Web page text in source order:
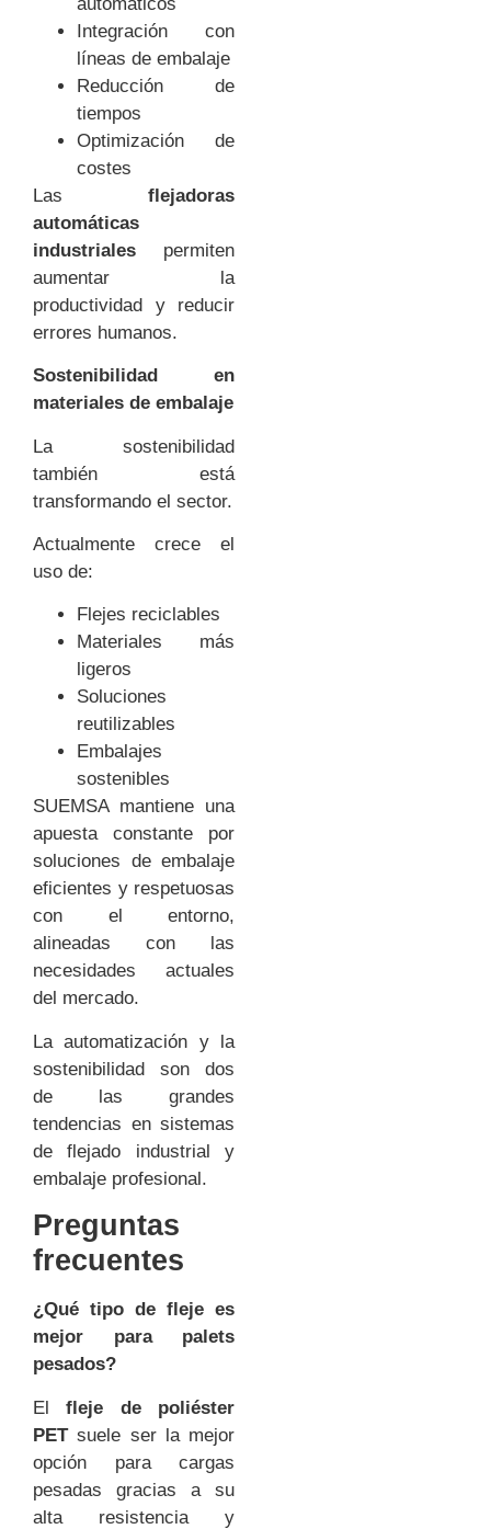
Integración con
líneas de embalaje
Reducción de
tiempos
Optimización de
costes
Las flejadoras
automáticas
industriales permiten
aumentar la
productividad y reducir
errores humanos.
Sostenibilidad en
materiales de embalaje
La sostenibilidad
también está
transformando el sector.
Actualmente crece el
uso de:
Flejes reciclables
Materiales más
ligeros
Soluciones
reutilizables
Embalajes
sostenibles
SUEMSA mantiene una
apuesta constante por
soluciones de embalaje
eficientes y respetuosas
con el entorno,
alineadas con las
necesidades actuales
del mercado.
La automatización y la
sostenibilidad son dos
de las grandes
tendencias en sistemas
de flejado industrial y
embalaje profesional.
Preguntas
frecuentes
¿Qué tipo de fleje es
mejor para palets
pesados?
Elfleje de poliéster
PETsuele ser la mejor
opción para cargas
pesadas gracias a su
alta resistencia y